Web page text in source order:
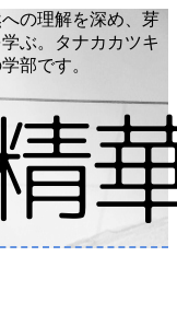
の理解を深め、芽
ぶ。タナカカツキ
部です。